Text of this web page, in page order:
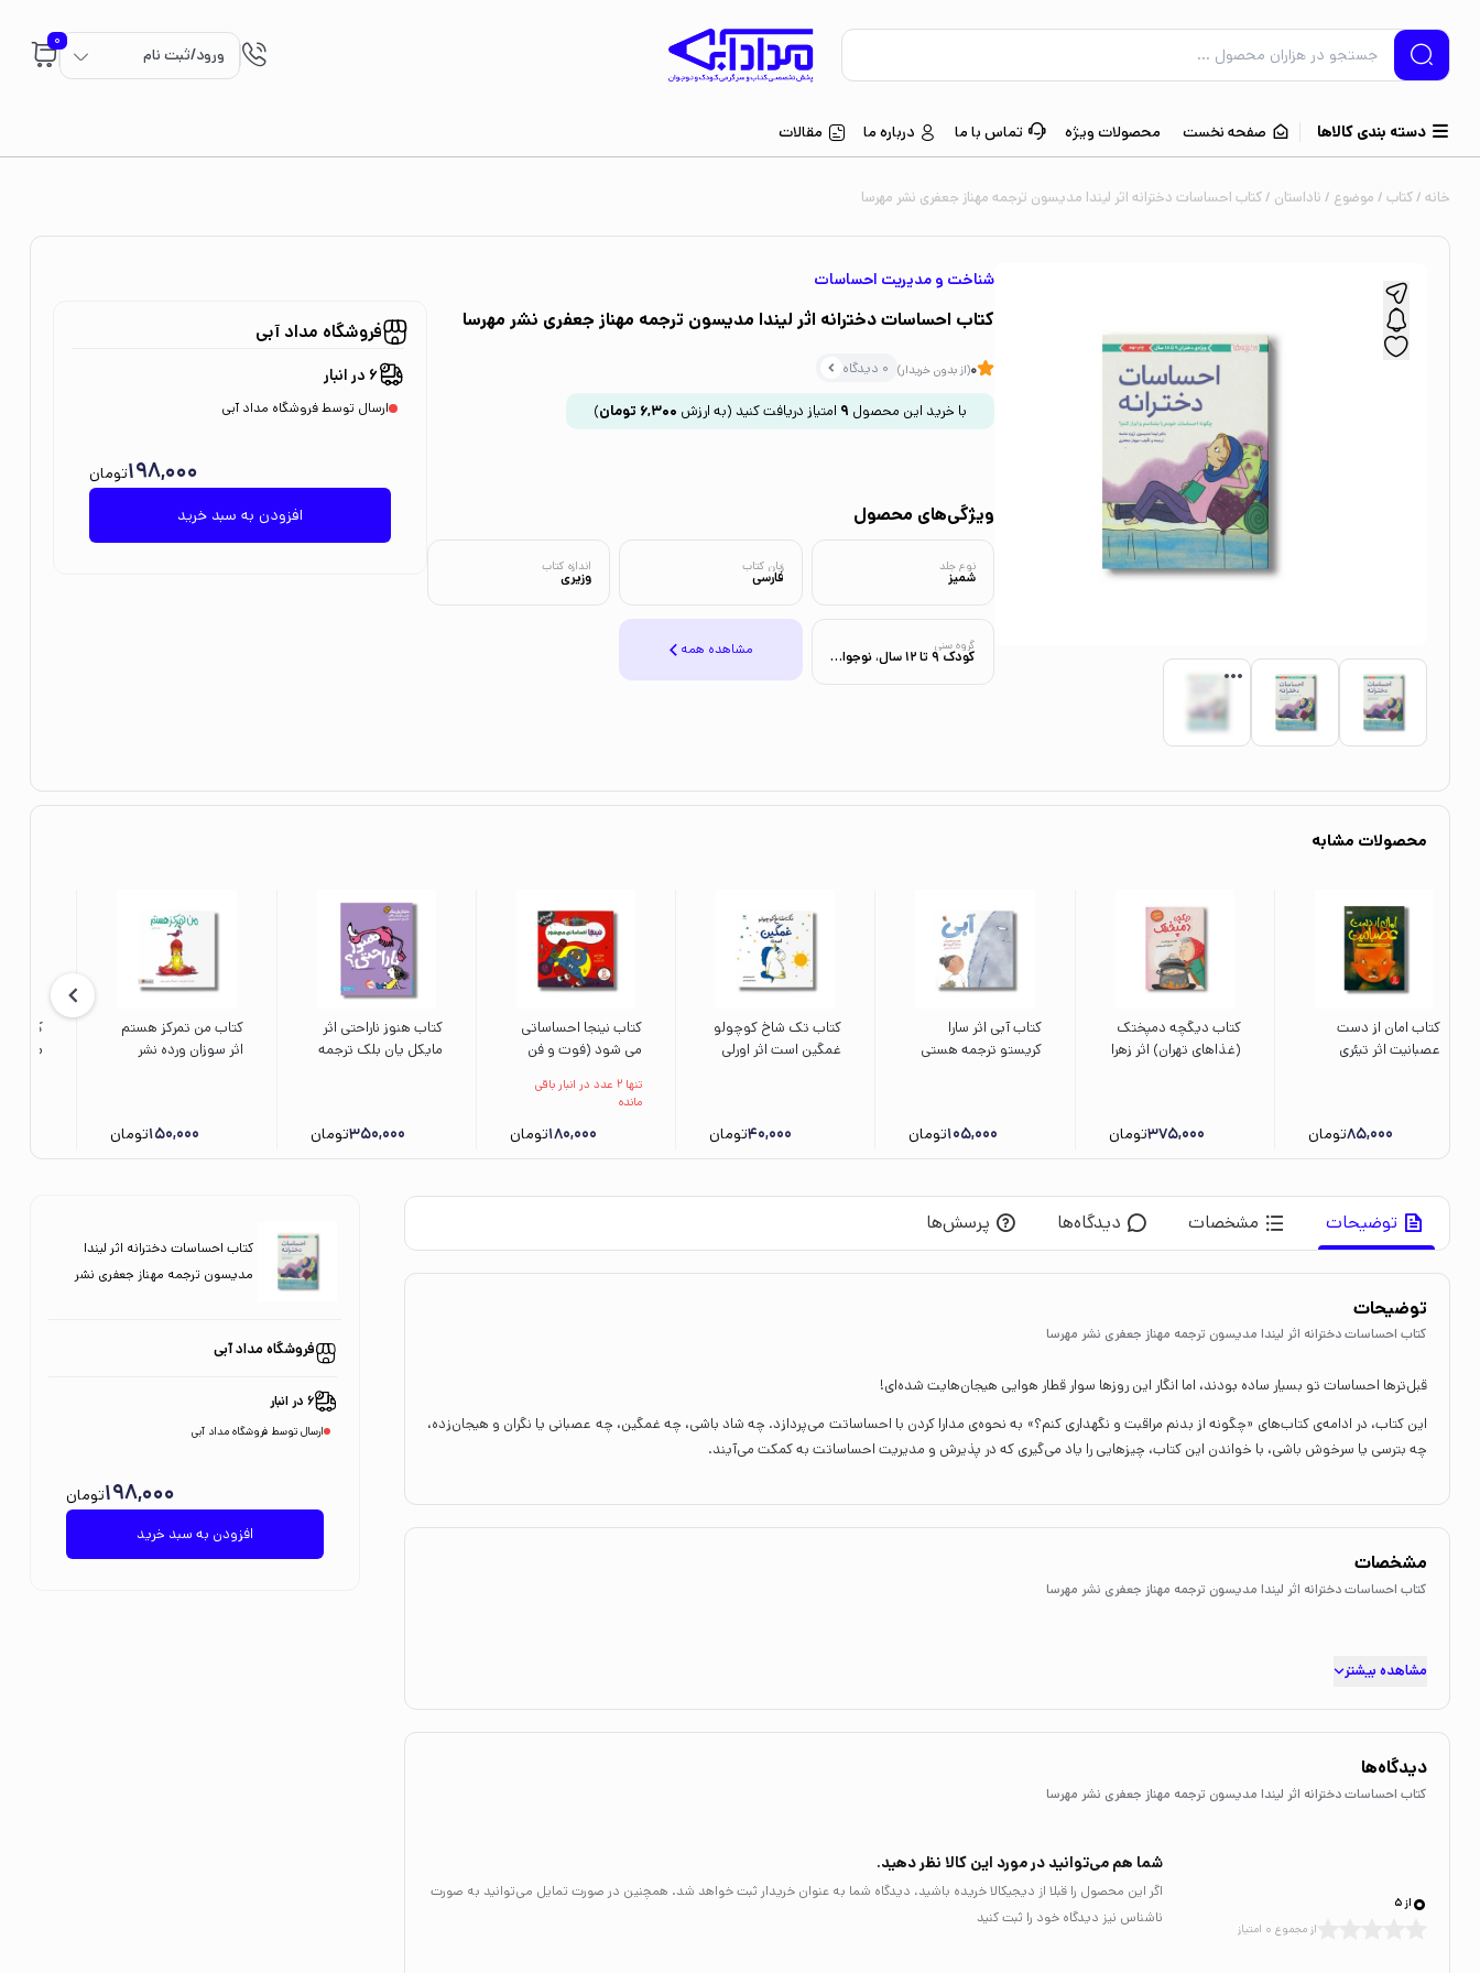
ورود/ثبت نام
0
دسته بندی کالاها صفحه نخست محصولات ویژه تماس با ما درباره ما مقالات
خانه/کتاب/ موضوع / ناداستان / کتاب احساسات دخترانه اثر لیندا مدیسون ترجمه مهناز جعفری نشر مهرسا
شناخت و مدیریت احساسات
کتاب احساسات دخترانه اثر لیندا مدیسون ترجمه مهناز جعفری نشر مهرسا
0(از بدون خریدار) 0 دیدگاه
با خرید این محصول 9 امتیاز دریافت کنید (به ارزش 6,300 تومان)
ویژگی‌های محصول
نوع جلد
شمیز
زبان کتاب
فارسی
اندازه کتاب
وزیری
گروه سنی
کودک 9 تا 12 سال، نوجوان 12 تا 15 سال، نوجوان 15 سال به بالا مشاهده همه
فروشگاه مداد آبی
6 در انبار
ارسال توسط فروشگاه مداد آبی
افزودن به سبد خرید
198,000تومان
محصولات مشابه
کتاب امان از دست
عصبانیت اثر تیئری
85,000تومان
کتاب دیگچه دمپختک
(غذاهای تهران) اثر زهرا
375,000تومان
کتاب آبی اثر سارا
کریستو ترجمه هستی
105,000تومان
کتاب تک شاخ کوچولو
غمگین است اثر اورلی
40,000تومان
کتاب نینجا احساساتی
می شود (فوت و فن
ترجمه نگار عجایبی نشر
تنها 2 عدد در انبار باقی
مانده
180,000تومان
کتاب هنوز ناراحتی اثر
مایکل یان بلک ترجمه
350,000تومان
کتاب من تمرکز هستم
اثر سوزان ورده نشر
150,000تومان
کتاب
مری
توضیحات مشخصات دیدگاه‌ها پرسش‌ها
توضیحات
کتاب احساسات دخترانه اثر لیندا مدیسون ترجمه مهناز جعفری نشر مهرسا
قبل‌ترها احساسات تو بسیار ساده بودند، اما انگار این روزها سوار قطار هوایی هیجان‌هایت شده‎‌ای!
این کتاب، در ادامه‌ی کتاب‌های «چگونه از بدنم مراقبت و نگهداری کنم؟» به نحوه‌ی مدارا‌ کردن با احساساتت می‌پردازد. چه شاد باشی، چه غمگین، چه عصبانی یا نگران و هیجان‌زده،
چه بترسی یا سرخوش باشی، با خواندن این کتاب، چیزهایی را یاد می‌گیری که در پذیرش و مدیریت احساساتت به کمکت می‌آیند.
مشخصات
کتاب احساسات دخترانه اثر لیندا مدیسون ترجمه مهناز جعفری نشر مهرسا
مشاهده بیشتر
دیدگاه‌ها
کتاب احساسات دخترانه اثر لیندا مدیسون ترجمه مهناز جعفری نشر مهرسا
0 از 5
از مجموع 0 امتیاز
شما هم می‌توانید در مورد این کالا نظر دهید.
اگر این محصول را قبلا از دیجیکالا خریده باشید، دیدگاه شما به عنوان خریدار ثبت خواهد شد. همچنین در صورت تمایل می‌توانید به صورت
ناشناس نیز دیدگاه خود را ثبت کنید
کتاب احساسات دخترانه اثر لیندا
مدیسون ترجمه مهناز جعفری نشر
فروشگاه مداد آبی
6 در انبار
ارسال توسط فروشگاه مداد آبی
افزودن به سبد خرید
198,000تومان